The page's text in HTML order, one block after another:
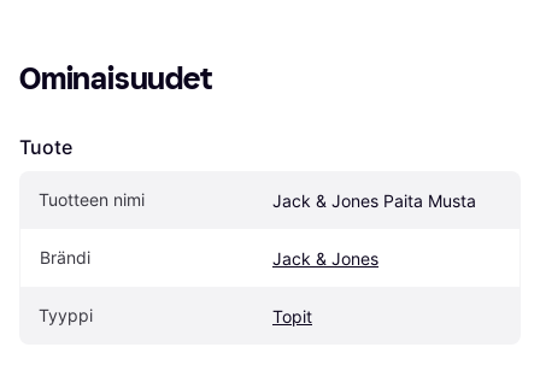
Ominaisuudet
Tuote
Tuotteen nimi Jack & Jones Paita Musta
Brändi Jack & Jones
Tyyppi Topit